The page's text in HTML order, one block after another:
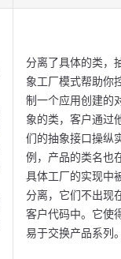
分离了具体的类，
象工厂模式帮助你
制一个应用创建的
象的类，客户通过
们的抽象接口操纵
例，产品的类名也
具体工厂的实现中
分离，它们不出现
客户代码中。它使
易于交换产品系列